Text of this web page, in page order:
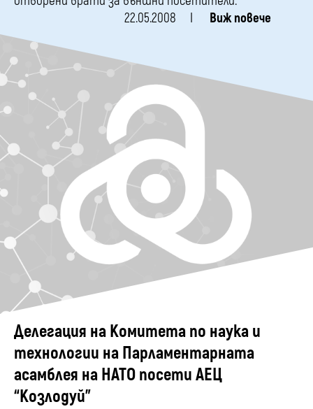
22.05.2008
Виж повече
Делегация на Комитета по наука и
технологии на Парламентарната
асамблея на НАТО посети АЕЦ
“Козлодуй”